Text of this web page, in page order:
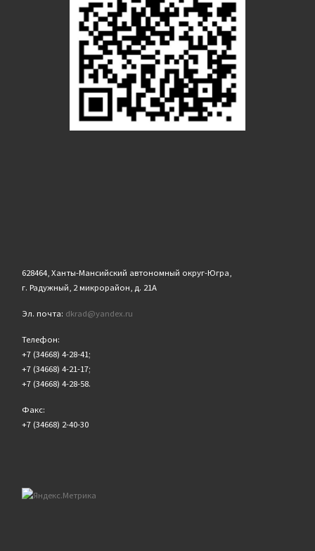
628464, Ханты-Мансийский автономный округ-Югра,
г. Радужный, 2 микрорайон, д. 21А
Эл. почта: dkrad@yandex.ru
Телефон:
+7 (34668) 4-28-41;
+7 (34668) 4-21-17;
+7 (34668) 4-28-58.
Факс:
+7 (34668) 2-40-30